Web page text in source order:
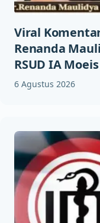
Viral Komentar
Renanda
RSUD IA Moeis
6 Agustus 2026